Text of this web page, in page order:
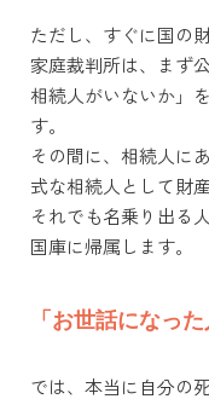
ただし、すぐに国の
家庭裁判所は、まず
相続人がいないか」
す。
その間に、相続人に
式な相続人として財
それでも名乗り出る
国庫に帰属します。
「お世話になっ
では、本当に自分の